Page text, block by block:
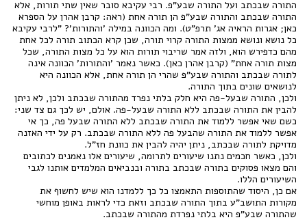
התורה שבכתב ועל התורה שבע"פ. רבי עקיבא סובר שאין שתי תורות, אלא
התורה שבכתב והתורה שבע"פ הן תורה אחת (ראה: קרבן אהרן על הספרא
כאן; אגרות הראיה אג' תרפ"ט). ומה הכוונה במילה 'והתורות'? "לרבי עקיבא
כל נושא ונושא ממצות התורה קרוי תורה, שכן קרא הכתוב תורה לכל אחת
מהם כדפירש הוא, ולזה אמר שריבוי תורות הוא על כל מצות התורה, שכל
מצות תורה אחת" (קרבן אהרן כאן). כאשר נאמר 'והתורות' הכוונה אינה
לתורה שבכתב והתורה שבע"פ שהרי הן תורה אחת, אלא הכוונה היא
לנושאים שונים בתוך התורה.
ולכן, התורה שבעל-פה היא חלק בלתי נפרד מהתורה שבכתב ולכן, לא ניתן
להבין את התורה שבכתב ללא התורה שבעל-פה. אולם, יש לכך גם צד שני:
כשם שאי אפשר ללמוד את התורה שבכתב ללא התורה שבעל פה, כך אי
אפשר ללמוד את התורה שהבעל פה ללא התורה שבכתב. רק על ידי האזנה
מדויקת לתורה שבכתב, ניתן יהיה להבין את כוונת חז"ל.
ולכן, כאשר חכמים נתנו שיעורים לתרומה, שיעורים אלו נאמנים לכתובים
והם מצאו פסוקים בתורה שבכתב בתורה ובנביאים המלמדים אותנו לגבי
השיעורים הללו.
אם כן, היסוד שהתוספות התאמצו כל כך ללמדנו הוא שיש לחשוף את
מקורות התושב"ע בתוך התורה שבכתב וזאת כדי לראות באופן מוחשי
שהתורה שבע"פ היא בלתי נפרדת מהתורה שבכתב.